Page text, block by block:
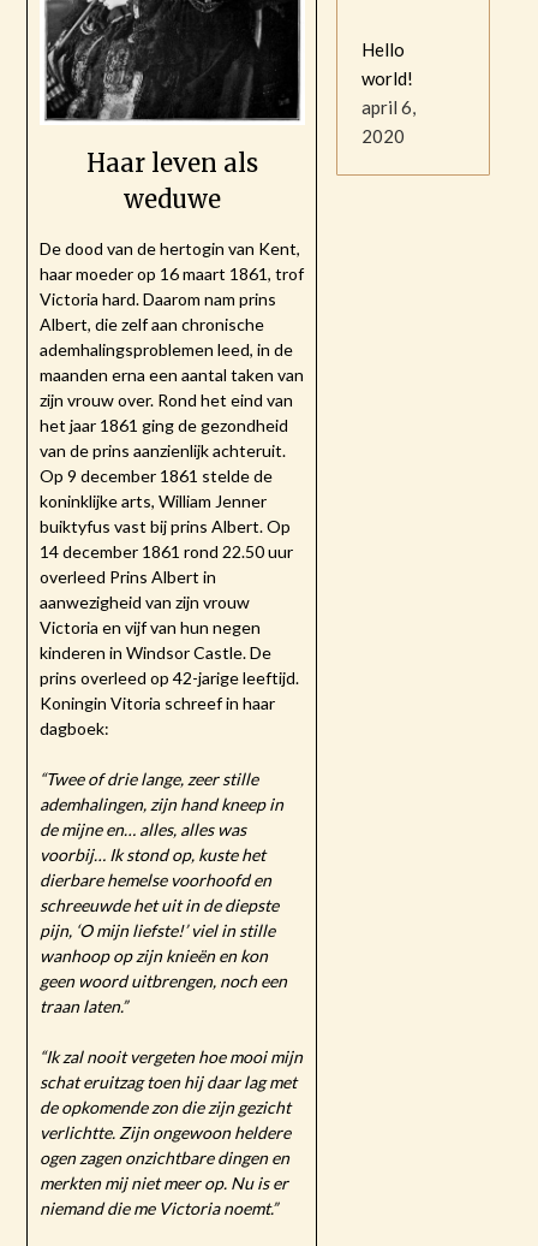
Haar leven als
weduwe
De dood van de hertogin van Kent,
haar moeder op 16 maart 1861, trof
Victoria hard. Daarom nam prins
Albert, die zelf aan chronische
ademhalingsproblemen leed, in de
maanden erna een aantal taken van
zijn vrouw over. Rond het eind van
het jaar 1861 ging de gezondheid
van de prins aanzienlijk achteruit.
Op 9 december 1861 stelde de
koninklijke arts, William Jenner
buiktyfus vast bij prins Albert. Op
14 december 1861 rond 22.50 uur
overleed Prins Albert in
aanwezigheid van zijn vrouw
Victoria en vijf van hun negen
kinderen in Windsor Castle. De
prins overleed op 42-jarige leeftijd.
Koningin Vitoria schreef in haar
dagboek:
“Twee of drie lange, zeer stille
ademhalingen, zijn hand kneep in
de mijne en… alles, alles was
voorbij… Ik stond op, kuste het
dierbare hemelse voorhoofd en
schreeuwde het uit in de diepste
pijn, ‘O mijn liefste!’ viel in stille
wanhoop op zijn knieën en kon
geen woord uitbrengen, noch een
traan laten.”
“Ik zal nooit vergeten hoe mooi mijn
schat eruitzag toen hij daar lag met
de opkomende zon die zijn gezicht
verlichtte. Zijn ongewoon heldere
ogen zagen onzichtbare dingen en
merkten mij niet meer op. Nu is er
niemand die me Victoria noemt.”
Hello
world!
april 6,
2020